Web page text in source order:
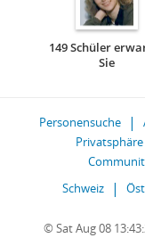
149 Schüler
Sie
Personensuche
Privatsphäre
Schweiz
© Sat Aug 08